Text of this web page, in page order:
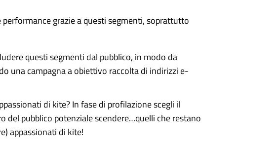
grazie a questi segmenti, soprattutto
questi segmenti dal pubblico, in modo da
una campagna a obiettivo raccolta di indirizzi e-
di kite? In fase di profilazione scegli il
del pubblico potenziale scendere…quelli che restano
appassionati di kite!